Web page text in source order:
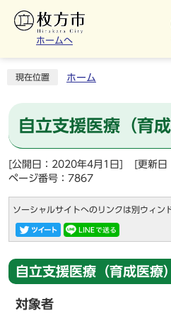
ホームへ
現在位置 ホーム
自立支援医療（育成
[公開日：2020年4月1日]
[更新
ページ番号：7867
ソーシャルサイトへのリンクは別ウィン
自立支援医療（育成医療
対象者